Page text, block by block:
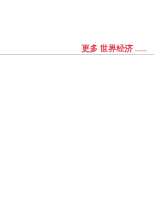
更多 世界经济 ......